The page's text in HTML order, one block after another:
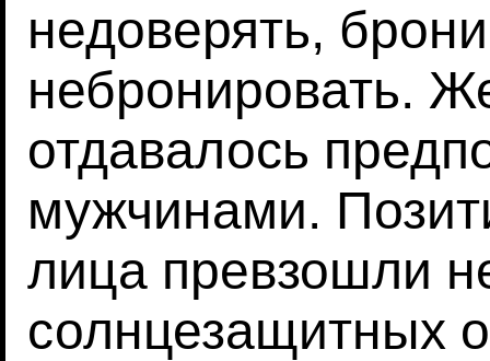
недоверять,
небронировать.
отдавалось
мужчинами.
лица превзошли
солнцезащитных